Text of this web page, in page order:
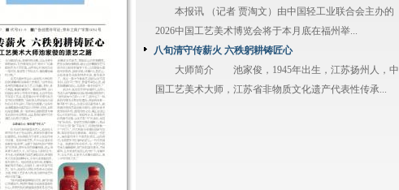
本报讯 （记者 贾淘文）由中国轻工业联合会主办的
2026中国工艺美术博览会将于本月底在福州举...
八旬清守传薪火 六秩躬耕铸匠心
大师简介 池家俊，1945年出生，江苏扬州人，中
国工艺美术大师，江苏省非物质文化遗产代表性传承...